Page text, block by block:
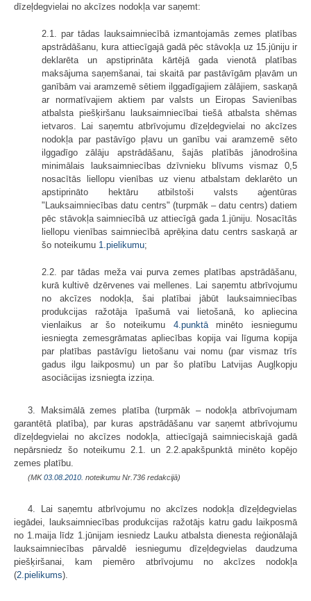
dīzeļdegvielai no akcīzes nodokļa var saņemt:
2.1. par tādas lauksaimniecībā izmantojamās zemes platības
apstrādāšanu, kura attiecīgajā gadā pēc stāvokļa uz 15.jūniju ir
deklarēta un apstiprināta kārtējā gada vienotā platības
maksājuma saņemšanai, tai skaitā par pastāvīgām pļavām un
ganībām vai aramzemē sētiem ilggadīgajiem zālājiem, saskaņā
ar normatīvajiem aktiem par valsts un Eiropas Savienības
atbalsta piešķiršanu lauksaimniecībai tiešā atbalsta shēmas
ietvaros. Lai saņemtu atbrīvojumu dīzeļdegvielai no akcīzes
nodokļa par pastāvīgo pļavu un ganību vai aramzemē sēto
ilggadīgo zālāju apstrādāšanu, šajās platībās jānodrošina
minimālais lauksaimniecības dzīvnieku blīvums vismaz 0,5
nosacītās liellopu vienības uz vienu atbalstam deklarēto un
apstiprināto hektāru atbilstoši valsts aģentūras
"Lauksaimniecības datu centrs" (turpmāk – datu centrs) datiem
pēc stāvokļa saimniecībā uz attiecīgā gada 1.jūniju. Nosacītās
liellopu vienības saimniecībā aprēķina datu centrs saskaņā ar
šo noteikumu 1.pielikumu;
2.2. par tādas meža vai purva zemes platības apstrādāšanu,
kurā kultivē dzērvenes vai mellenes. Lai saņemtu atbrīvojumu
no akcīzes nodokļa, šai platībai jābūt lauksaimniecības
produkcijas ražotāja īpašumā vai lietošanā, ko apliecina
vienlaikus ar šo noteikumu 4.punktāminēto iesniegumu
iesniegta zemesgrāmatas apliecības kopija vai līguma kopija
par platības pastāvīgu lietošanu vai nomu (par vismaz trīs
gadus ilgu laikposmu) un par šo platību Latvijas Augļkopju
asociācijas izsniegta izziņa.
3. Maksimālā zemes platība (turpmāk – nodokļa atbrīvojumam
garantētā platība), par kuras apstrādāšanu var saņemt atbrīvojumu
dīzeļdegvielai no akcīzes nodokļa, attiecīgajā saimnieciskajā gadā
nepārsniedz šo noteikumu 2.1. un 2.2.apakšpunktā minēto kopējo
zemes platību.
(MK03.08.2010. noteikumu Nr.736 redakcijā)
4. Lai saņemtu atbrīvojumu no akcīzes nodokļa dīzeļdegvielas
iegādei, lauksaimniecības produkcijas ražotājs katru gadu laikposmā
no 1.maija līdz 1.jūnijam iesniedz Lauku atbalsta dienesta reģionālajā
lauksaimniecības pārvaldē iesniegumu dīzeļdegvielas daudzuma
piešķiršanai, kam piemēro atbrīvojumu no akcīzes nodokļa
(2.pielikums).